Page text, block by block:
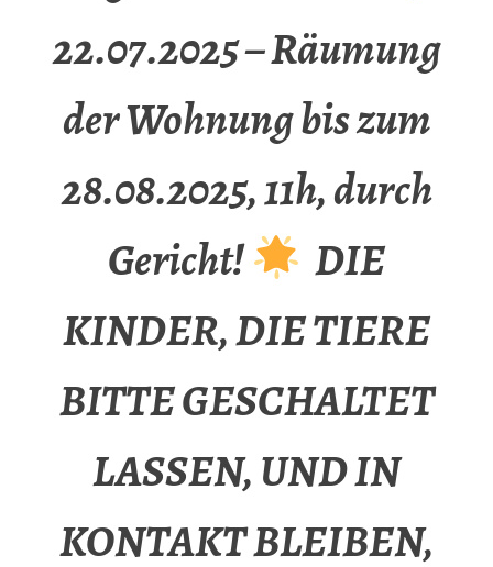
22.07.2025 – Räumung
der Wohnung bis zum
28.08.2025, 11h, durch
Gericht!
DIE
KINDER, DIE TIERE
BITTE GESCHALTET
LASSEN, UND IN
KONTAKT BLEIBEN,